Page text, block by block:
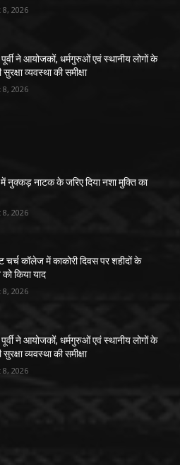
8, 2026
पूर्वी ने आयोजकों, धर्मगुरुओं एवं स्थानीय लोगों के
व्यवस्था की समीक्षा
8, 2026
नुक्कड़ नाटक के जरिए दिया नशा मुक्ति का
8, 2026
चर्च कॉलेज में काकोरी दिवस पर शहीदों के
को किया याद
8, 2026
पूर्वी ने आयोजकों, धर्मगुरुओं एवं स्थानीय लोगों के
व्यवस्था की समीक्षा
8, 2026